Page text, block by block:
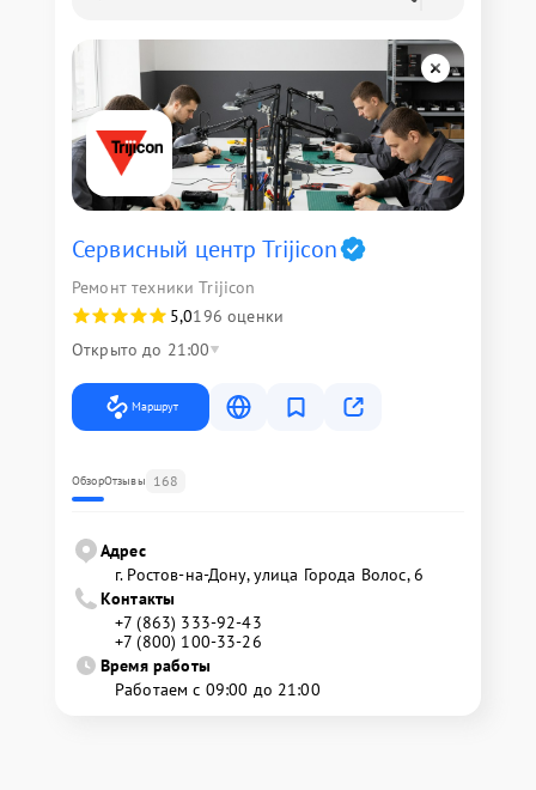
Сервисный центр Trijicon
Ремонт техники Trijicon
5,0196 оценки
Открыто до 21:00
Маршрут
ОбзорОтзывы 168
Адрес
г. Ростов-на-Дону, улица Города Волос, 6
Контакты
+7 (863) 333-92-43
+7 (800) 100-33-26
Время работы
Работаем с 09:00 до 21:00